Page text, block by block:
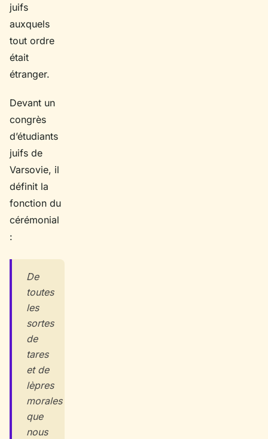
juifs
auxquels
tout ordre
était
étranger.
Devant un
congrès
d’étudiants
juifs de
Varsovie, il
définit la
fonction du
cérémonial
:
De
toutes
les
sortes
de
tares
et de
lèpres
morales
que
nous